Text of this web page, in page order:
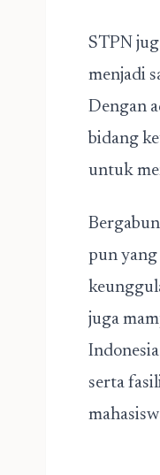
STPN
menjadi
Dengan
bidang
untuk
pun
juga
serta